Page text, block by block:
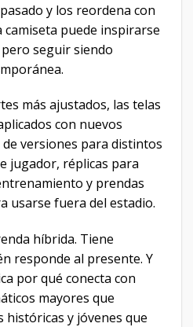
y los reordena con
puede inspirarse
pero seguir siendo
más ajustados, las telas
con nuevos
versiones para distintos
jugador, réplicas para
y prendas
usarse fuera del estadio.
híbrida. Tiene
responde al presente. Y
por qué conecta con
mayores que
históricas y jóvenes que